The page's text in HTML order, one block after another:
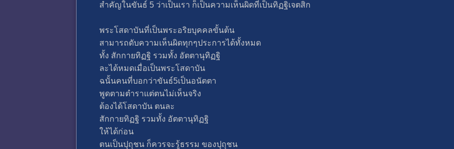
สำคัญในขันธ์ 5 ว่าเป็นเรา ก็เป็นความเห็นผิดที่เป็นทิฏฐิเจตสิก
พระโสดาบันที่เป็นพระอริยบุคคลขั้นต้น
สามารถดับความเห็นผิดทุกๆประการได้ทั้งหมด
ทั้ง สักกายทิฏฐิ รวมทั้ง อัตตานุทิฏฐิ
ละได้หมดเมื่อเป็นพระโสดาบัน
ฉนั้นคนที่บอกว่าขันธ์5เป็นอนัตตา
พูดตามตำราแต่ตนไม่เห็นจริง
ต้องได้โสดาบัน ตนละ
สักกายทิฏฐิ รวมทั้ง อัตตานุทิฏฐิ
ให้ได้ก่อน
ตนเป็นปุถุชน ก็ควรจะรู้ธรรม ของปุถุชน